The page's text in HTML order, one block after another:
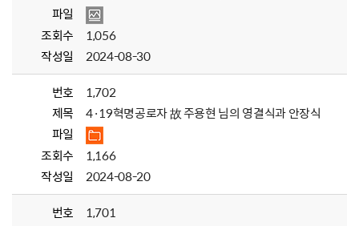
파일
조회수
1,056
작성일
2024-08-30
번호
1,702
제목
4·19혁명공로자 故 주용현 님의 영결식과 안장식
파일
조회수
1,166
작성일
2024-08-20
번호
1,701